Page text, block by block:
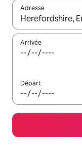
Adresse
Lorsque les
Arrivée
Départ